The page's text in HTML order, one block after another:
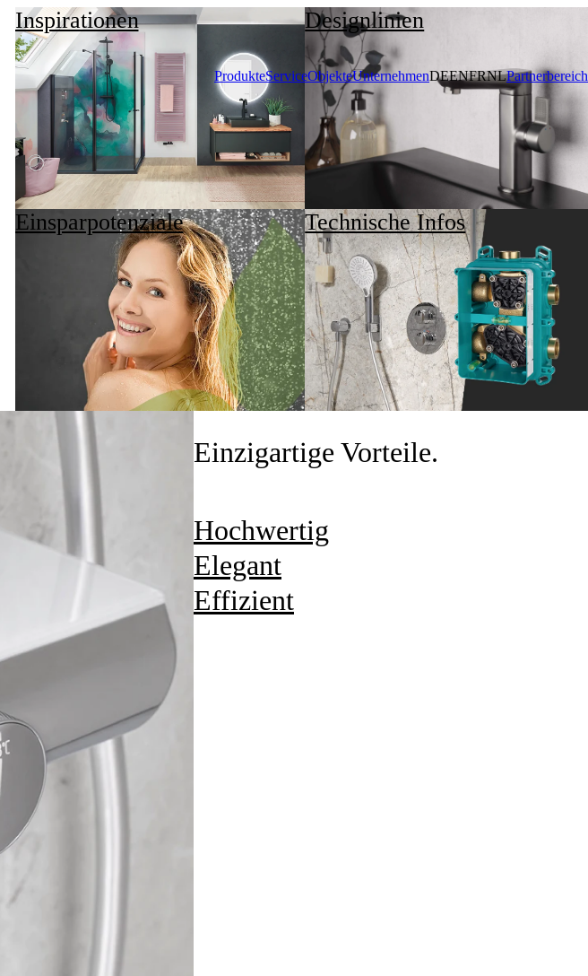
ProdukteServiceObjekteUnternehmenDEENFRNLPartnerbereich
Inspirationen Designlinien
Einsparpotenziale Technische Infos
Einzigartige Vorteile.
Hochwertig
Elegant
Effizient